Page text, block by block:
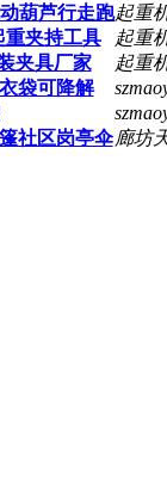
葫芦行走跑起重
重夹持工具 起重
夹具厂家 起重
袋可降解
社区岗亭伞 廊坊